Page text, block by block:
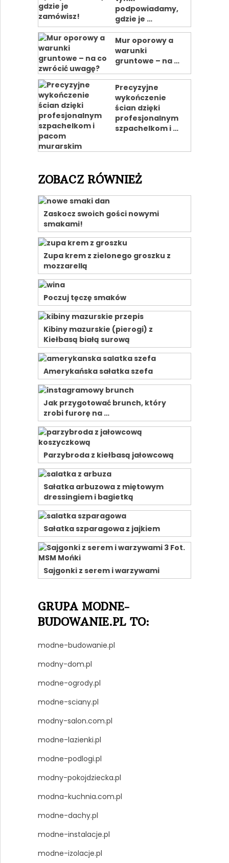
podpowiadamy,
gdzie je …
Mur oporowy a
warunki
gruntowe – na …
Precyzyjne
wykończenie
ścian dzięki
profesjonalnym
szpachelkom i …
ZOBACZ RÓWNIEŻ
Zaskocz swoich gości nowymi
smakami!
Zupa krem z zielonego groszku z
mozzarellą
Poczuj tęczę smaków
Kibiny mazurskie (pierogi) z
Kiełbasą białą surową
Amerykańska sałatka szefa
Jak przygotować brunch, który
zrobi furorę na …
Parzybroda z kiełbasą jałowcową
Sałatka arbuzowa z miętowym
dressingiem i bagietką
Sałatka szparagowa z jajkiem
Sajgonki z serem i warzywami
GRUPA MODNE-
BUDOWANIE.PL TO:
modne-budowanie.pl
modny-dom.pl
modne-ogrody.pl
modne-sciany.pl
modny-salon.com.pl
modne-lazienki.pl
modne-podlogi.pl
modny-pokojdziecka.pl
modna-kuchnia.com.pl
modne-dachy.pl
modne-instalacje.pl
modne-izolacje.pl